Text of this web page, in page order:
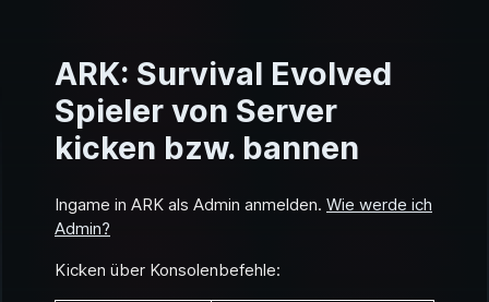
ARK: Survival Evolved
Spieler von Server
kicken bzw. bannen
Ingame in ARK als Admin anmelden. Wie werde ich
Admin?
Kicken über Konsolenbefehle: